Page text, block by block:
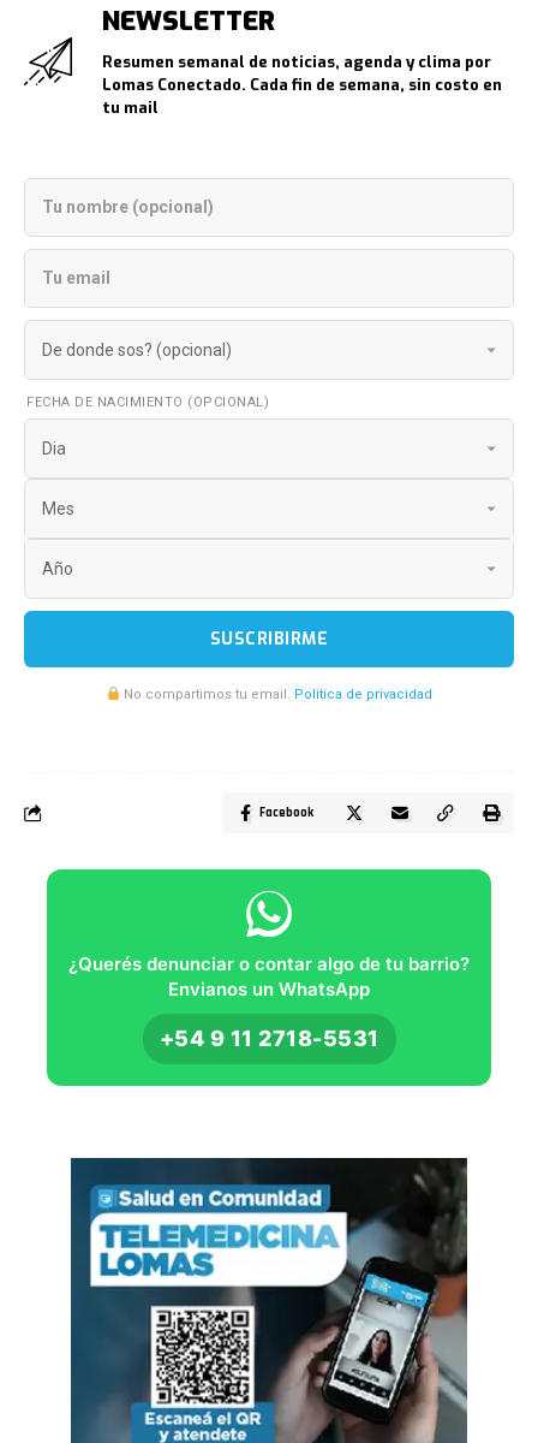
NEWSLETTER
Resumen semanal de noticias, agenda y clima por
Lomas Conectado. Cada fin de semana, sin costo en
tu mail
FECHA DE NACIMIENTO (OPCIONAL)
SUSCRIBIRME
No compartimos tu email. Politica de privacidad
Facebook
¿Querés denunciar o contar algo de tu barrio?
Envianos un WhatsApp
+54 9 11 2718-5531